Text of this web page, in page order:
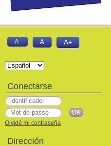
A- A A+
Conectarse
Olvidé mi contraseña
Dirección